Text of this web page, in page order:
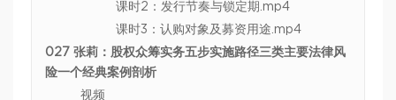
课时2：发行节奏与锁定期.mp4
课时3：认购对象及募资用途.mp4
027 张莉：股权众筹实务五步实施路径三类主要法律风
险一个经典案例剖析
视频